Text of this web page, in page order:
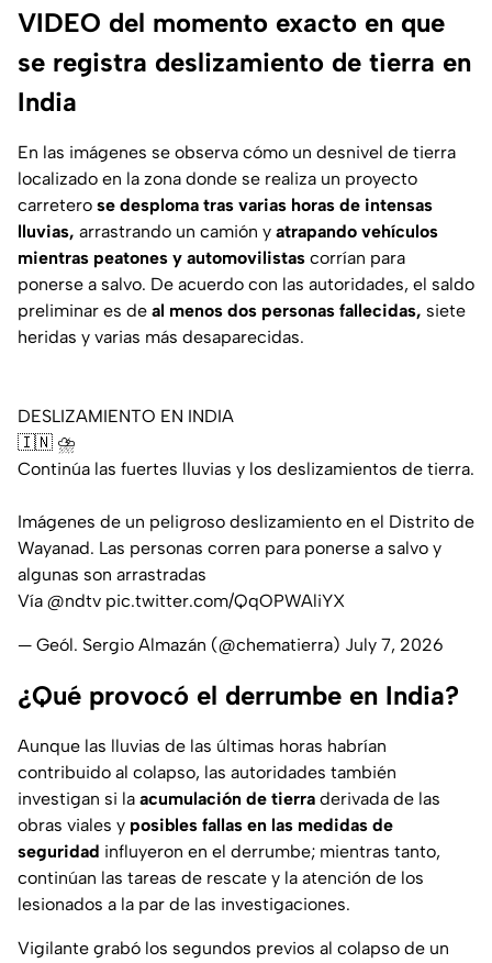
VIDEO del momento exacto en que
se registra deslizamiento de tierra en
India
En las imágenes se observa cómo un desnivel de tierra
localizado en la zona donde se realiza un proyecto
carretero se desploma tras varias horas de intensas
lluvias, arrastrando un camión y atrapando vehículos
mientras peatones y automovilistas corrían para
ponerse a salvo. De acuerdo con las autoridades, el saldo
preliminar es de al menos dos personas fallecidas, siete
heridas y varias más desaparecidas.
DESLIZAMIENTO EN INDIA
🇮🇳 ⛈️
Continúa las fuertes lluvias y los deslizamientos de tierra.
Imágenes de un peligroso deslizamiento en el Distrito de
Wayanad. Las personas corren para ponerse a salvo y
algunas son arrastradas
Vía @ndtv pic.twitter.com/QqOPWAliYX
— Geól. Sergio Almazán (@chematierra) July 7, 2026
¿Qué provocó el derrumbe en India?
Aunque las lluvias de las últimas horas habrían
contribuido al colapso, las autoridades también
investigan si la acumulación de tierra derivada de las
obras viales y posibles fallas en las medidas de
seguridad influyeron en el derrumbe; mientras tanto,
continúan las tareas de rescate y la atención de los
lesionados a la par de las investigaciones.
Vigilante grabó los segundos previos al colapso de un